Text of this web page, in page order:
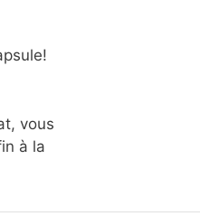
vous
à la